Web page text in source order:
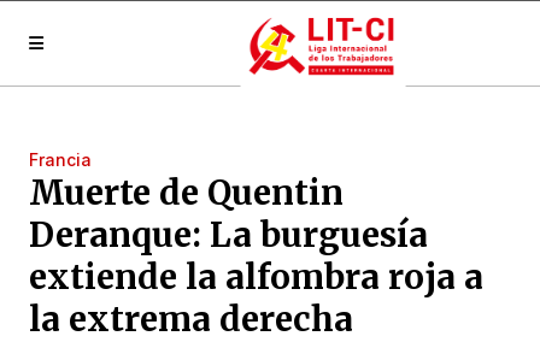
Francia
Muerte de Quentin
Deranque: La burguesía
extiende la alfombra roja a
la extrema derecha